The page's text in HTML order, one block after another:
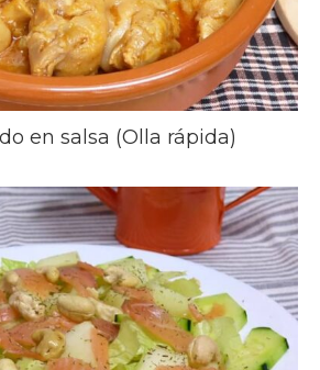
en salsa (Olla rápida)